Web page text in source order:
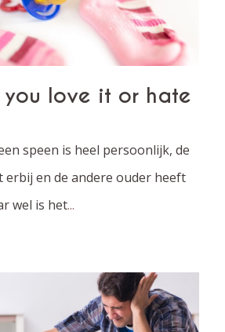
you love it or hate
speen is heel persoonlijk, de
erbij en de andere ouder heeft
wel is het...